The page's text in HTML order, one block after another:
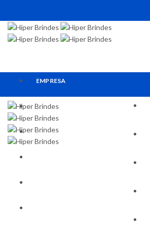
EMPRESA
TÊXTEIS
ESCRITA